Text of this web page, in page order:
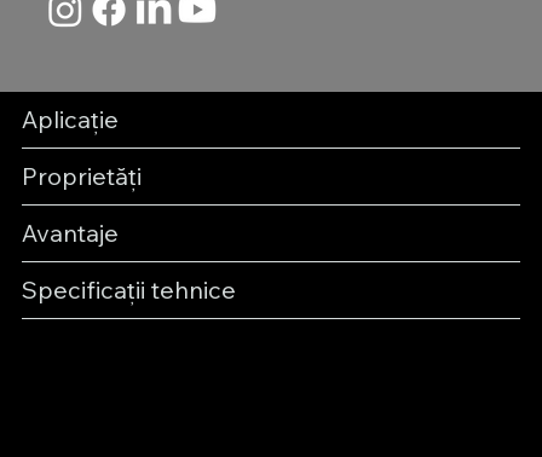
Aplicație
Proprietăți
Avantaje
Specificații tehnice